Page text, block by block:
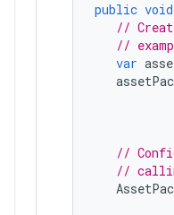
public void
//
//
var
//
//